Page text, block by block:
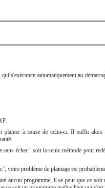
s'exécutent automatiquement au
à cause de celui-ci. Il suffit
échec" soit la seule méthode pour
votre problème de plantage est
aucun programme, il se peut que ce